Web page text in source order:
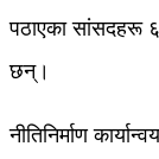
पठाएका सांसदहरू
छन्।
नीतिनिर्माण